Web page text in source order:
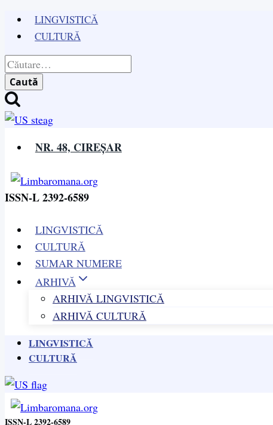
Skip
content
LINGVISTICĂ
CULTURĂ
Caută
după:
NR. 48, CIREȘAR
ISSN-L 2392-6589
LINGVISTICĂ
CULTURĂ
SUMAR NUMERE
ARHIVĂ
ARHIVĂ LINGVISTICĂ
ARHIVĂ CULTURĂ
LINGVISTICĂ
CULTURĂ
ISSN-L 2392-6589